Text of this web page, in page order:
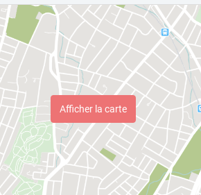
Afficher la carte